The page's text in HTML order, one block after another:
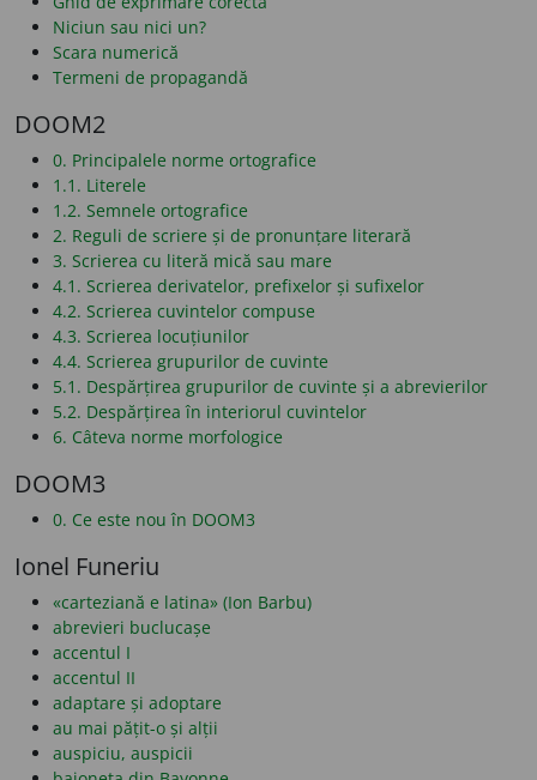
Niciun sau nici un?
Scara numerică
Termeni de propagandă
DOOM2
0. Principalele norme ortografice
1.1. Literele
1.2. Semnele ortografice
2. Reguli de scriere și de pronunțare literară
3. Scrierea cu literă mică sau mare
4.1. Scrierea derivatelor, prefixelor și sufixelor
4.2. Scrierea cuvintelor compuse
4.3. Scrierea locuțiunilor
4.4. Scrierea grupurilor de cuvinte
5.1. Despărțirea grupurilor de cuvinte și a abrevierilor
5.2. Despărțirea în interiorul cuvintelor
6. Câteva norme morfologice
DOOM3
0. Ce este nou în DOOM3
Ionel Funeriu
«carteziană e latina» (Ion Barbu)
abrevieri buclucașe
accentul I
accentul II
adaptare și adoptare
au mai pățit-o și alții
auspiciu, auspicii